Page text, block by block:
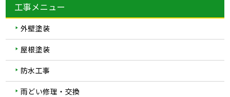
工事メニュー
外壁塗装
屋根塗装
防水工事
雨どい修理・交換